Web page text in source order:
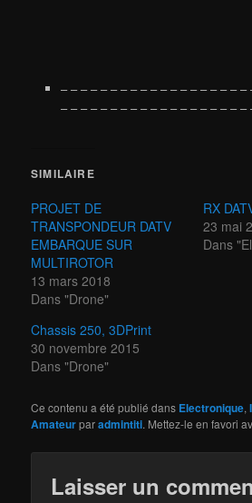
– – – – – – – – – – – – – – – – – – –
– – – – – – – – – – – – – – – – – – –
SIMILAIRE
PROJET DE
TRANSPONDEUR DATV
EMBARQUE SUR
MULTIROTOR
13 mars 2018
Dans "Drone"
RX
23 mai
Dans
Chassis 250, 3DPrint
30 novembre 2015
Dans "Drone"
Ce contenu a été publié dans Electronique,
Amateurparadmintiti. Mettez-le en favori
Laisser un